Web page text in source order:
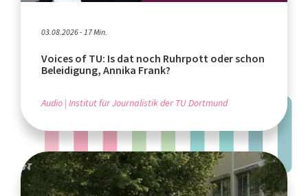
03.08.2026 - 17 Min.
Voices of TU: Is dat noch Ruhrpott oder schon
Beleidigung, Annika Frank?
Audio Institut für Journalistik der TU Dortmund